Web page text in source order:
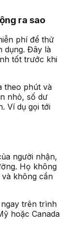
ra sao
phí để thử
dụng. Đây là
tốt trước khi
theo phút và
nhỏ, số dư
Ví dụ gọi tới
người nhận,
Họ không
không cần
trên trình
hoặc Canada